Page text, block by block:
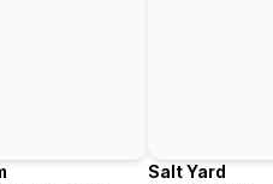
Salt Yard